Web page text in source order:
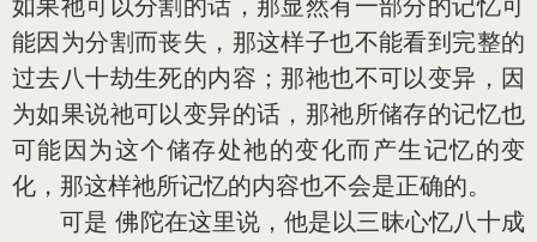
如果祂可以分割的话，那显然有一部分的记忆可
能因为分割而丧失，那这样子也不能看到完整的
过去八十劫生死的内容；那祂也不可以变异，因
为如果说祂可以变异的话，那祂所储存的记忆也
可能因为这个储存处祂的变化而产生记忆的变
化，那这样祂所记忆的内容也不会是正确的。
可是 佛陀在这里说，他是以三昧心忆八十成